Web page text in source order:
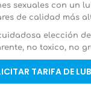
sexuales con un
de calidad más
elección
no toxico, no
TARIFA DE